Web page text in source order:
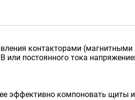
контакторами
или постоянного тока
эффективно компоновать щиты